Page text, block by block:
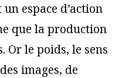
espace d’action
que la production
Or le poids, le sens
images, de